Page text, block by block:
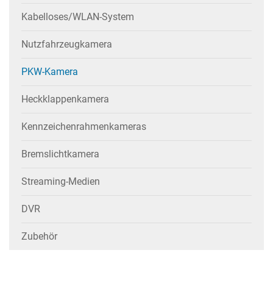
Kabelloses/WLAN-System
Nutzfahrzeugkamera
PKW-Kamera
Heckklappenkamera
Kennzeichenrahmenkameras
Bremslichtkamera
Streaming-Medien
DVR
Zubehör